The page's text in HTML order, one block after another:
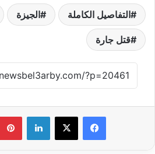
التفاصيل الكاملة الجيزة
قتل جارة
لينكدإن